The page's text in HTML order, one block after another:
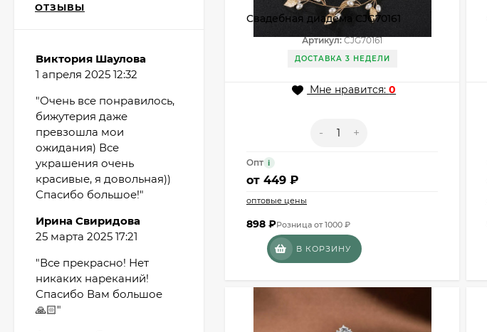
Свадебная диадема CJG70161
Артикул:CJG70161
ДОСТАВКА 3 НЕДЕЛИ
Мне нравится:0
- +
Опт i
от 449 ₽
оптовые цены
898 ₽Розница от 1000 ₽
В КОРЗИНУ
ОТЗЫВЫ
Виктория Шаулова
1 апреля 2025 12:32
"Очень все понравилось,
бижутерия даже
превзошла мои
ожидания) Все
украшения очень
красивые, я довольная))
Спасибо большое!"
Ирина Свиридова
25 марта 2025 17:21
"Все прекрасно! Нет
никаких нареканий!
Спасибо Вам большое
🙏🏻"
Мешочек (5*7см)
Q73882
26,60₽